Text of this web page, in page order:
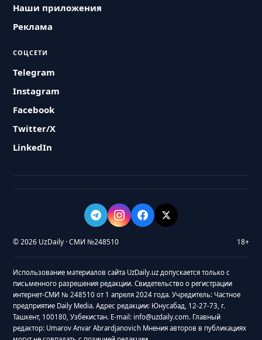
Наши приложения
Реклама
СОЦСЕТИ
Telegram
Instagram
Facebook
Twitter/X
LinkedIn
© 2026 UzDaily · СМИ №248510 18+
Использование материалов сайта UzDaily.uz допускается только с
письменного разрешения редакции. Свидетельство о регистрации
интернет-СМИ № 248510 от 1 апреля 2024 года. Учредитель: Частное
предприятие Daily Media. Адрес редакции: Юнусабад, 12-27-73, г.
Ташкент, 100180, Узбекистан. E-mail: info@uzdaily.com. Главный
редактор: Umarov Anvar Abrardjanovich Мнения авторов в публикациях